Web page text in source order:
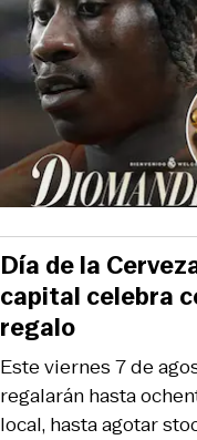
Este viernes 7 de
regalarán hasta
local, hasta agotar
Día de la
capital celebra
regalo